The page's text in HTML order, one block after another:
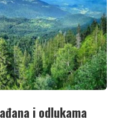
i odlukama